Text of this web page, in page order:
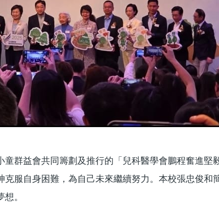
群益會共同籌劃及推行的「兒科醫學會鵬程奮進
服自身困難，為自己未來繼續努力。本校張忠俊和
。